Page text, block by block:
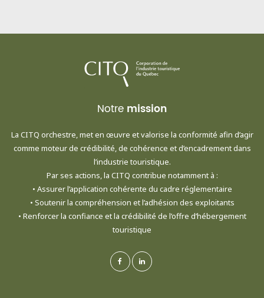
Notre mission
La CITQ orchestre, met en œuvre et valorise la conformité afin d’agir
comme moteur de crédibilité, de cohérence et d’encadrement dans
l’industrie touristique.
Par ses actions, la CITQ contribue notamment à :
• Assurer l’application cohérente du cadre réglementaire
• Soutenir la compréhension et l’adhésion des exploitants
• Renforcer la confiance et la crédibilité de l’offre d’hébergement
touristique